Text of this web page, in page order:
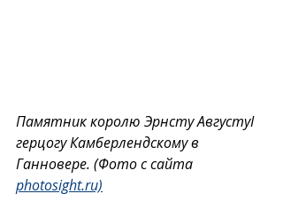
Памятник королю Эрнсту АвгустуI
герцогу Камберлендскому в
Ганновере. (Фото с сайта
photosight.ru)